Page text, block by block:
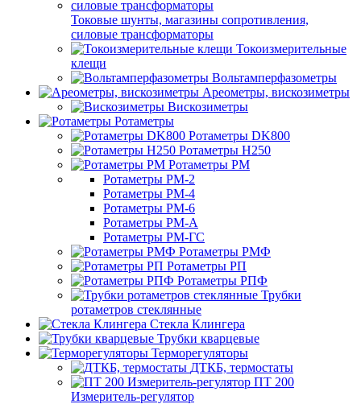
Токовые шунты, магазины сопротивления,
силовые трансформаторы
Токоизмерительные
клещи
Вольтамперфазометры
Ареометры, вискозиметры
Вискозиметры
Ротаметры
Ротаметры DK800
Ротаметры H250
Ротаметры РМ
Ротаметры РМ-2
Ротаметры РМ-4
Ротаметры РМ-6
Ротаметры РМ-А
Ротаметры РМ-ГС
Ротаметры РМФ
Ротаметры РП
Ротаметры РПФ
Трубки
ротаметров стеклянные
Стекла Клингера
Трубки кварцевые
Терморегуляторы
ДТКБ, термостаты
ПТ 200
Измеритель-регулятор